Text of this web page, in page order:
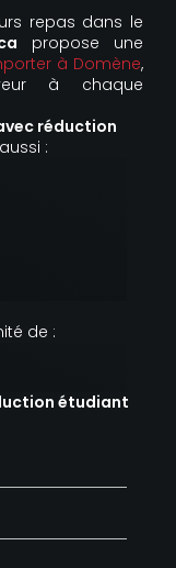
repas dans le
propose une
à Domène,
à chaque
réduction
:
de :
étudiant